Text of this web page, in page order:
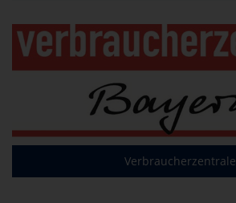
Verbraucherzentrale